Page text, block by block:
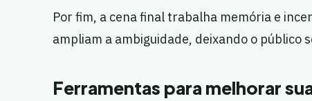
Por fim, a cena final trabalha memória e
ampliam a ambiguidade, deixando o público
Ferramentas para melhorar